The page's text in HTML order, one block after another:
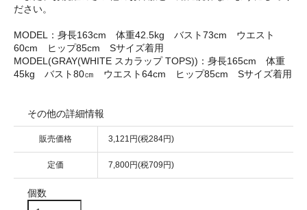
ださい。
MODEL：身長163cm 体重42.5kg バスト73cm ウエスト
60cm ヒップ85cm Sサイズ着用
MODEL(GRAY(WHITE スカラップ TOPS))：身長165cm 体重
45kg バスト80㎝ ウエスト64cm ヒップ85cm Sサイズ着用
その他の詳細情報
販売価格 3,121円(税284円)
定価 7,800円(税709円)
個数